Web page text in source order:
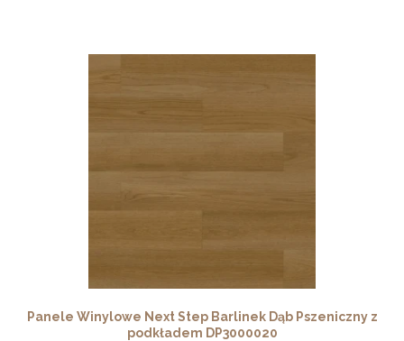
Panele Winylowe Next Step Barlinek Dąb Pszeniczny z
podkładem DP3000020